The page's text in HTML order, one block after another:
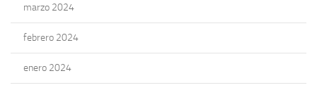
marzo 2024
febrero 2024
enero 2024